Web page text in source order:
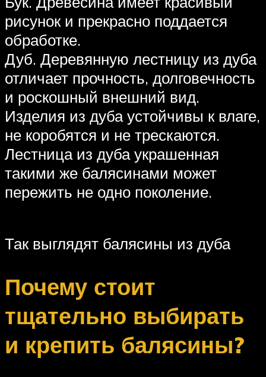
рисунок и прекрасно поддается
обработке.
Дуб. Деревянную лестницу из дуба
отличает прочность, долговечность
и роскошный внешний вид.
Изделия из дуба устойчивы к влаге,
не коробятся и не трескаются.
Лестница из дуба украшенная
такими же балясинами может
пережить не одно поколение.
Так выглядят балясины из дуба
Почему стоит
тщательно выбирать
и крепить балясины?